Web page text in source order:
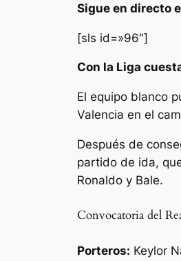
Sigue en directo
[sls id=»96″]
Con la Liga
El equipo blanco
Valencia en el
Después de
partido de ida,
Ronaldo y Bale.
Convocatoria del
Porteros: Keylor